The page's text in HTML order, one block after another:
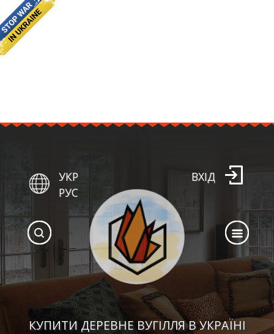
КУПИТИ ДЕРЕВНЕ ВУГІЛЛЯ В УКРАЇНІ
УКР
РУС
ВХІД